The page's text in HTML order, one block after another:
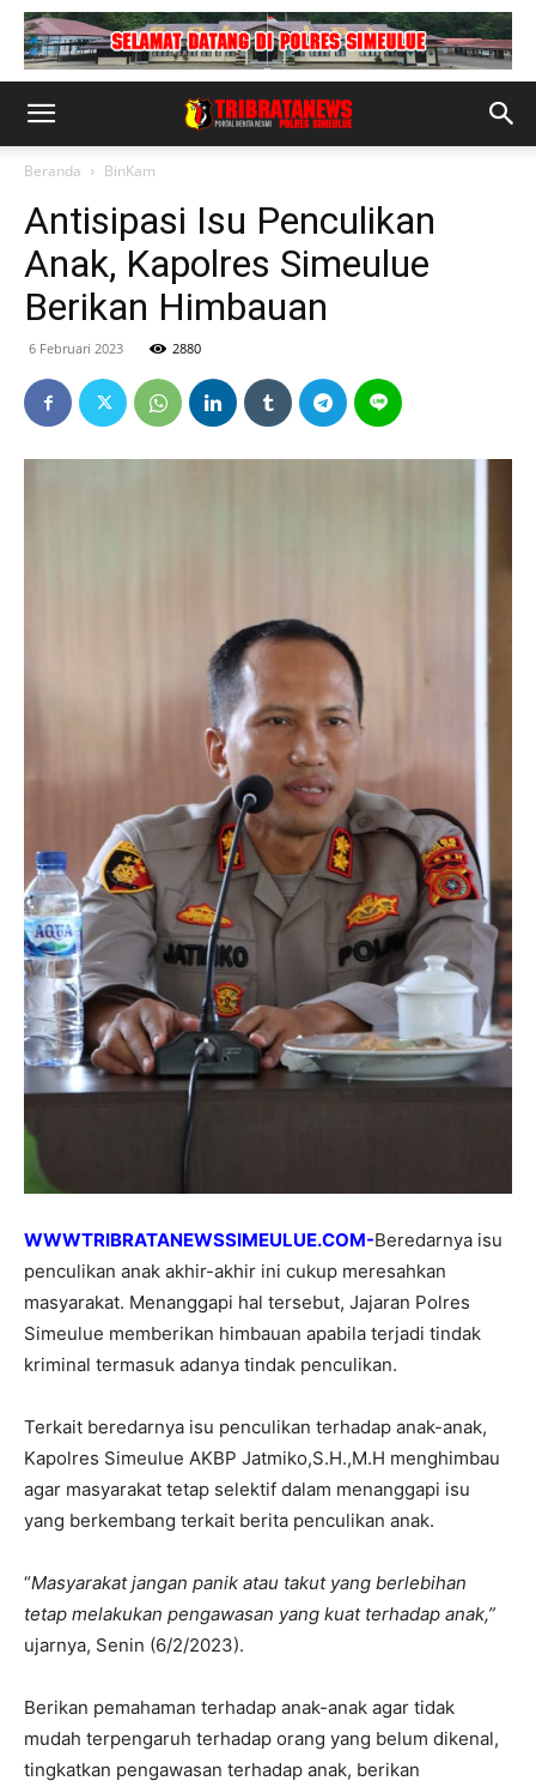
Beranda BinKam
Antisipasi Isu Penculikan
Anak, Kapolres Simeulue
Berikan Himbauan
6 Februari 2023 2880
WWWTRIBRATANEWSSIMEULUE.COM-Beredarnya isu
penculikan anak akhir-akhir ini cukup meresahkan
masyarakat. Menanggapi hal tersebut, Jajaran Polres
Simeulue memberikan himbauan apabila terjadi tindak
kriminal termasuk adanya tindak penculikan.
Terkait beredarnya isu penculikan terhadap anak-anak,
Kapolres Simeulue AKBP Jatmiko,S.H.,M.H menghimbau
agar masyarakat tetap selektif dalam menanggapi isu
yang berkembang terkait berita penculikan anak.
“Masyarakat jangan panik atau takut yang berlebihan
tetap melakukan pengawasan yang kuat terhadap anak,”
ujarnya, Senin (6/2/2023).
Berikan pemahaman terhadap anak-anak agar tidak
mudah terpengaruh terhadap orang yang belum dikenal,
tingkatkan pengawasan terhadap anak, berikan